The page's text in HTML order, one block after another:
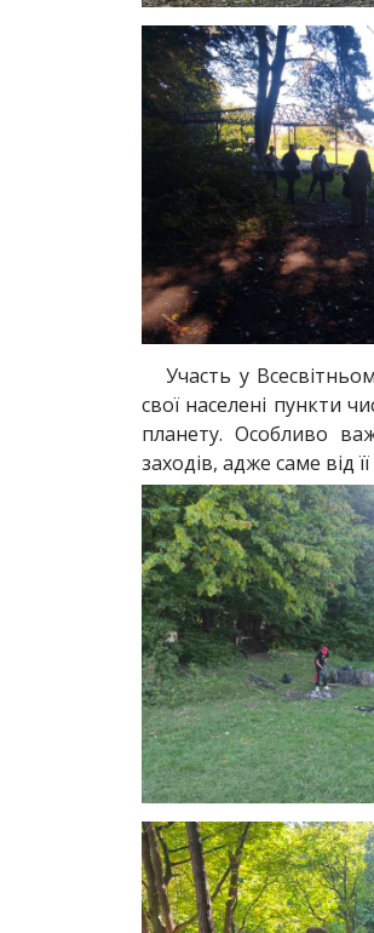
Участь у
свої населені пункти
планету. Особливо
заходів, адже саме від